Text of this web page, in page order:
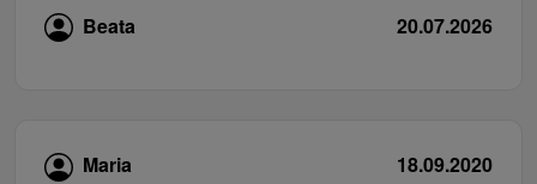
Beata 20.07.2026
Maria
18.09.2020